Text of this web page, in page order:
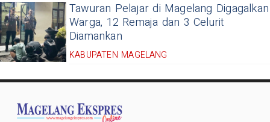
Tawuran Pelajar di Magelang Digagalkan
Warga, 12 Remaja dan 3 Celurit
Diamankan
KABUPATEN MAGELANG